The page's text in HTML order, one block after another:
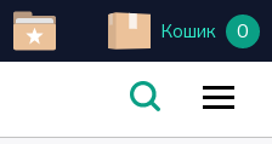
Кошик 0